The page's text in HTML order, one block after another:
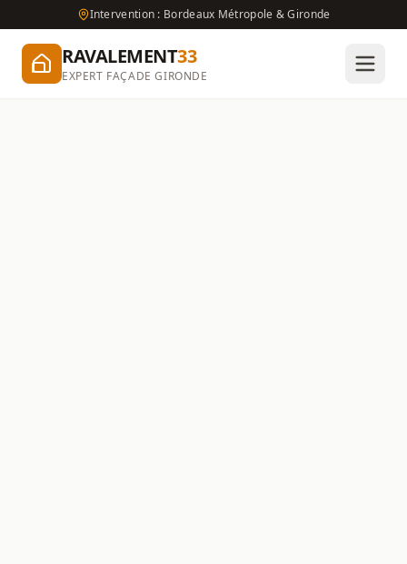
Intervention : Bordeaux Métropole & Gironde
RAVALEMENT33
EXPERT FAÇADE GIRONDE